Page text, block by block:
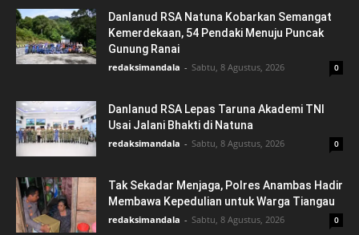
Danlanud RSA Natuna Kobarkan Semangat
Kemerdekaan, 54 Pendaki Menuju Puncak
Gunung Ranai
redaksimandala - Sabtu, 8 Agustus, 2026 0
Danlanud RSA Lepas Taruna Akademi TNI
Usai Jalani Bhakti di Natuna
redaksimandala - Sabtu, 8 Agustus, 2026 0
Tak Sekadar Menjaga, Polres Anambas Hadir
Membawa Kepedulian untuk Warga Tiangau
redaksimandala - Sabtu, 8 Agustus, 2026 0